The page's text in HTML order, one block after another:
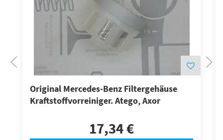
Original Mercedes-Benz Filtergehäuse
Kraftstoffvorreiniger. Atego, Axor
17,34 €